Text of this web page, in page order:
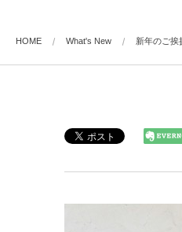
HOME What's New 新年のご挨